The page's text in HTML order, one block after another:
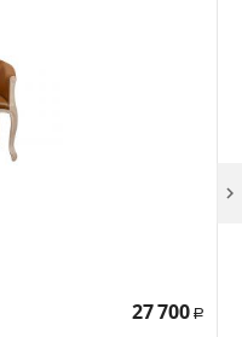
27 700 Р
